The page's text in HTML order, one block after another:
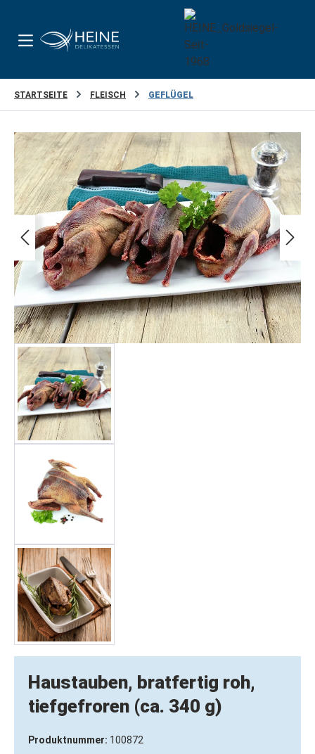
STARTSEITE FLEISCH GEFLÜGEL
Bildergalerie überspringen
Haustauben, bratfertig roh,
tiefgefroren (ca. 340 g)
Produktnummer: 100872